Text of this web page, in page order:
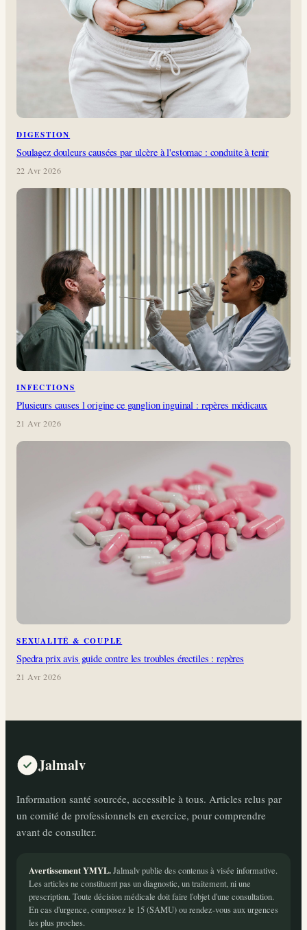
DIGESTION
Soulagez douleurs causées par ulcère à l'estomac : conduite à tenir
22 Avr 2026
INFECTIONS
Plusieurs causes l origine ce ganglion inguinal : repères médicaux
21 Avr 2026
SEXUALITÉ & COUPLE
Spedra prix avis guide contre les troubles érectiles : repères
21 Avr 2026
Jalmalv
Information santé sourcée, accessible à tous. Articles relus par
un comité de professionnels en exercice, pour comprendre
avant de consulter.
Avertissement YMYL.Jalmalv publie des contenus à visée informative.
Les articles ne constituent pas un diagnostic, un traitement, ni une
prescription. Toute décision médicale doit faire l'objet d'une consultation.
En cas d'urgence, composez le 15 (SAMU) ou rendez-vous aux urgences
les plus proches.